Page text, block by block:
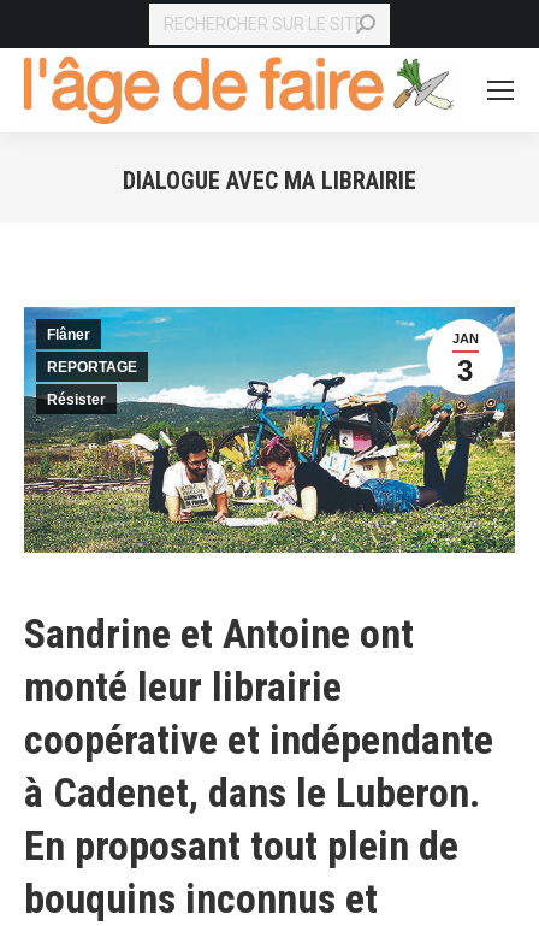
RECHERCHE
DIALOGUE AVEC MA LIBRAIRIE
JAN
3
Flâner
REPORTAGE
Résister
Sandrine et Antoine ont
monté leur librairie
coopérative et indépendante
à Cadenet, dans le Luberon.
En proposant tout plein de
bouquins inconnus et